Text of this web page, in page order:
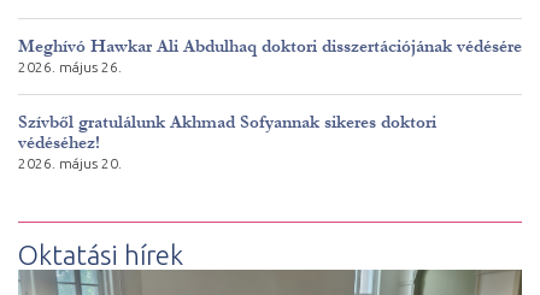
Meghívó Hawkar Ali Abdulhaq doktori disszertációjának védésére
2026. május 26.
Szívből gratulálunk Akhmad Sofyannak sikeres doktori
védéséhez!
2026. május 20.
Oktatási hírek